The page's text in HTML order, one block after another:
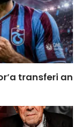
transferi an